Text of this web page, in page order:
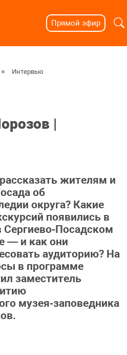
Прямой эфир
Интервью
|
жителям и
об
округа? Какие
появились в
— и как они
аудиторию? На
в программе
заместитель
музея‑заповедника